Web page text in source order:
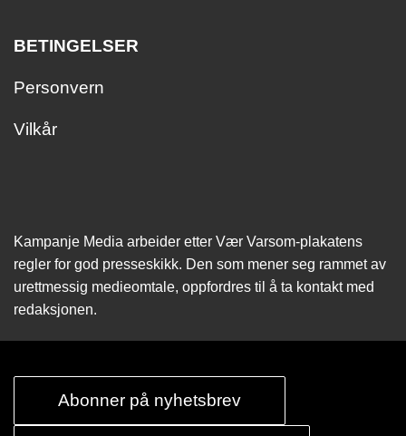
BETINGELSER
Personvern
Vilkår
Kampanje Media arbeider etter Vær Varsom-plakatens
regler for god presseskikk. Den som mener seg rammet av
urettmessig medie­omtale, oppfordres til å ta kontakt med
redaksjonen.
Abonner på nyhetsbrev